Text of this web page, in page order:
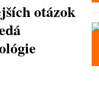
otázok